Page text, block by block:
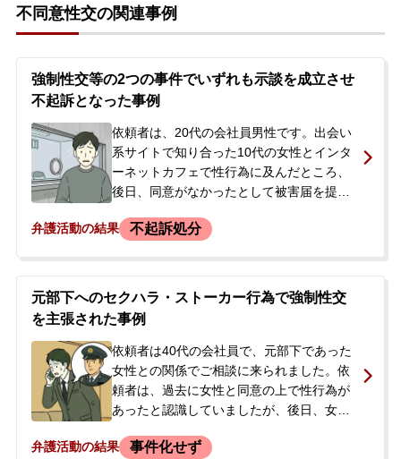
不同意性交の関連事例
強制性交等の2つの事件でいずれも示談を成立させ
不起訴となった事例
依頼者は、20代の会社員男性です。出会い
系サイトで知り合った10代の女性とインタ
ーネットカフェで性行為に及んだところ、
後日、同意がなかったとして被害届を提出
を受けた依頼者は、今後の手続きに不安を
は別の出会い系サイトで知り合った女性に
対し、カラオケ店でわいせつな行為や口腔
性交を行ったとして、別件で逮捕・勾留さ
れてしまいました（事件②）。
弁護活動の結果 不起訴処分
元部下へのセクハラ・ストーカー行為で強制性交
を主張された事例
依頼者は40代の会社員で、元部下であった
女性との関係でご相談に来られました。依
頼者は、過去に女性と同意の上で性行為が
あったと認識していましたが、後日、女性
けました。また、女性に交際相手ができた
弁護活動の結果 事件化せず